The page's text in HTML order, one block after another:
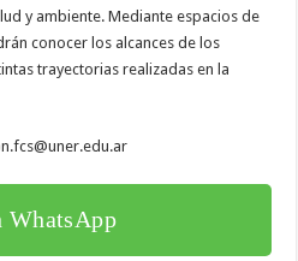
y ambiente. Mediante espacios de
conocer los alcances de los
trayectorias realizadas en la
WhatsApp